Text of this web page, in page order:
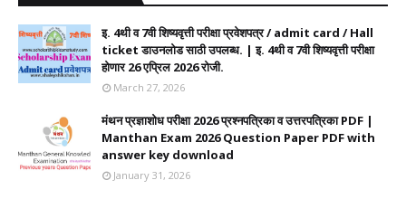
इ. 4थी व 7वी शिष्यवृत्ती परीक्षा प्रवेशपत्र / admit card / Hall
ticket डाउनलोड साठी उपलब्ध. | इ. 4थी व 7वी शिष्यवृत्ती परीक्षा
होणार 26 एप्रिल 2026 रोजी.
March 27, 2026
मंथन प्रज्ञाशोध परीक्षा 2026 प्रश्नपत्रिका व उत्तरपत्रिका PDF |
Manthan Exam 2026 Question Paper PDF with
answer key download
January 31, 2026